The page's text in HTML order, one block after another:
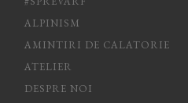
ALPINISM
AMINTIRI DE CALATORIE
ATELIER
DESPRE NOI